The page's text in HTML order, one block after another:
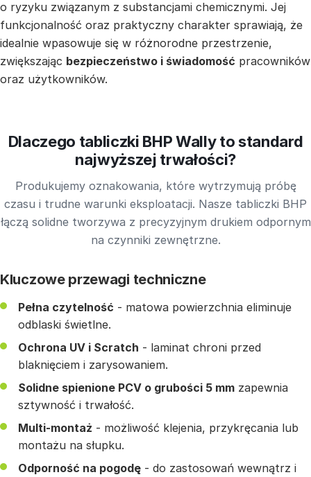
o ryzyku związanym z substancjami chemicznymi. Jej
funkcjonalność oraz praktyczny charakter sprawiają, że
idealnie wpasowuje się w różnorodne przestrzenie,
zwiększając bezpieczeństwo i świadomość pracowników
oraz użytkowników.
Dlaczego tabliczki BHP Wally to standard
najwyższej trwałości?
Produkujemy oznakowania, które wytrzymują próbę
czasu i trudne warunki eksploatacji. Nasze tabliczki BHP
łączą solidne tworzywa z precyzyjnym drukiem odpornym
na czynniki zewnętrzne.
Kluczowe przewagi techniczne
Pełna czytelność - matowa powierzchnia eliminuje
odblaski świetlne.
Ochrona UV i Scratch - laminat chroni przed
blaknięciem i zarysowaniem.
Solidne spienione PCV o grubości 5 mm zapewnia
sztywność i trwałość.
Multi-montaż - możliwość klejenia, przykręcania lub
montażu na słupku.
Odporność na pogodę - do zastosowań wewnątrz i